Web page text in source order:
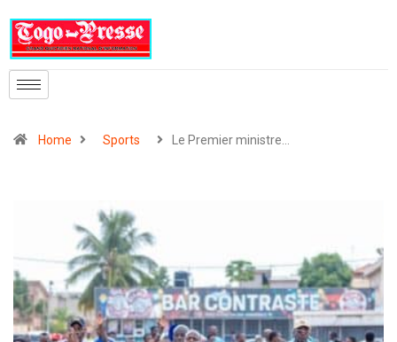
Home Sports Le Premier ministre…